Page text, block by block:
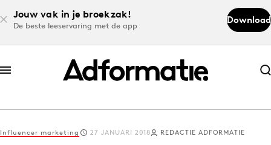
Jouw vak in je broekzak!
De beste leeservaring met de app
Download
Abonneer nu
Abonneer nu
Log in
Influencer marketing 27 JANUARI 2018 REDACTIE ADFORMATIE